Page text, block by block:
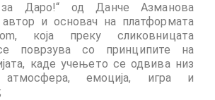
Даро!“ од Данче Азманова
и основач на платформата
која преку сликовницата
поврзува со принципите на
каде учењето се одвива низ
атмосфера, емоција, игра и